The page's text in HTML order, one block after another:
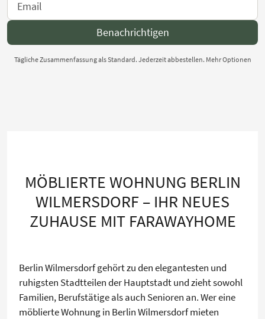
Benachrichtigen
Tägliche Zusammenfassung als Standard. Jederzeit abbestellen. Mehr Optionen
MÖBLIERTE WOHNUNG BERLIN
WILMERSDORF – IHR NEUES
ZUHAUSE MIT FARAWAYHOME
Berlin Wilmersdorf gehört zu den elegantesten und
ruhigsten Stadtteilen der Hauptstadt und zieht sowohl
Familien, Berufstätige als auch Senioren an. Wer eine
möblierte Wohnung in Berlin Wilmersdorf mieten